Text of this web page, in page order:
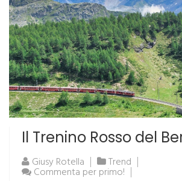
Il Trenino Rosso del
Giusy Rotella Trend
Commenta per primo!